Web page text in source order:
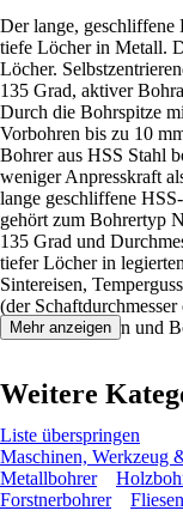
Der lange, geschliffene
tiefe Löcher in Metall.
Löcher.
135 Grad, aktiver
Durch die Bohrspitze
Vorbohren bis zu 10
Bohrer aus HSS Stahl
weniger Anpresskraft
lange geschliffene
gehört zum Bohrertyp
135 Grad und
tiefer Löcher in
Sintereisen,
(der
mit Bohrständern und
Mehr anzeigen
Weitere
Liste überspringen
Maschinen, Werkzeug
Metallbohrer
Forstnerbohrer